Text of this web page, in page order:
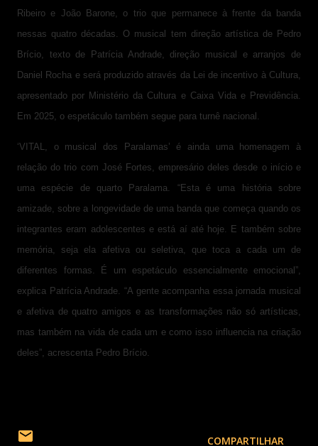
Ribeiro e João Barone, o trio que permanece à frente da banda
nessas quatro décadas. O musical tem direção artística de Pedro
Brício, texto de Patrícia Andrade, direção musical e arranjos de
Daniel Rocha e será produzido através da Lei de incentivo à Cultura,
apresentado por Ministério da Cultura e Caixa Vida e Previdência.
Em 2025, o espetáculo também segue para turnê nacional.
‘VITAL, o musical dos Paralamas’ é ainda uma homenagem à
relação do trio com José Fortes, empresário deles desde o início e
uma espécie de quarto Paralama. “Esta é uma história sobre
amizade, sobre a longevidade de uma banda que começa quando os
integrantes eram adolescentes e está aí até hoje. E também sobre
memória, seja ela afetiva ou seletiva, que toca a cada um de
diferentes formas. É um espetáculo essencialmente emocional”,
explica Patrícia Andrade. “A gente acompanha essa jornada musical
e afetiva de quatro amigos e as transformações não só artísticas,
mas também na vida de cada um e como isso influencia na criação
deles”, acrescenta Pedro Brício.
COMPARTILHAR